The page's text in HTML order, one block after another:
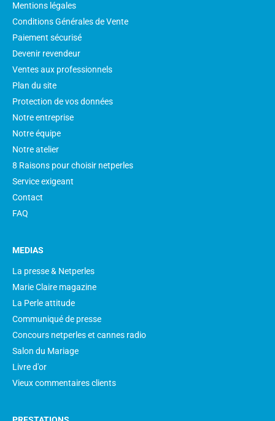
Mentions légales
Conditions Générales de Vente
Paiement sécurisé
Devenir revendeur
Ventes aux professionnels
Plan du site
Protection de vos données
Notre entreprise
Notre équipe
Notre atelier
8 Raisons pour choisir netperles
Service exigeant
Contact
FAQ
MEDIAS
La presse & Netperles
Marie Claire magazine
La Perle attitude
Communiqué de presse
Concours netperles et cannes radio
Salon du Mariage
Livre d'or
Vieux commentaires clients